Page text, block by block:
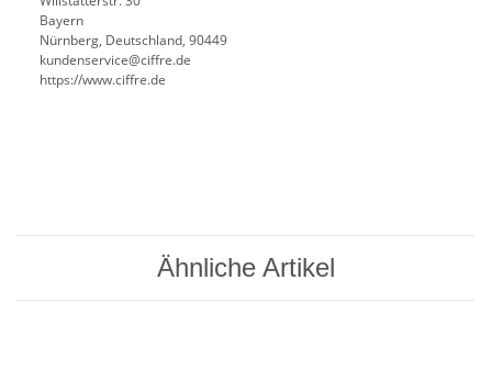
Bayern
Nürnberg, Deutschland, 90449
kundenservice@ciffre.de
https://www.ciffre.de
Ähnliche Artikel